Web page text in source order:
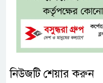
নিউজটি শেয়ার করুন